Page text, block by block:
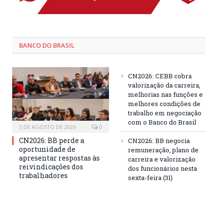
BANCO DO BRASIL
5 DE AGOSTO DE 2026 0
CN2026: BB perde a
oportunidade de
apresentar respostas às
reivindicações dos
trabalhadores
CN2026: CEBB cobra
valorização da carreira,
melhorias nas funções e
melhores condições de
trabalho em negociação
com o Banco do Brasil
CN2026: BB negocia
remuneração, plano de
carreira e valorização
dos funcionários nesta
sexta-feira (31)